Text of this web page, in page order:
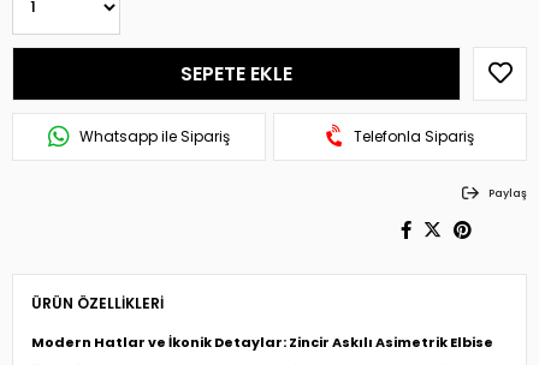
Whatsapp ile Sipariş Telefonla Sipariş
Paylaş
ÜRÜN ÖZELLIKLERI
Modern Hatlar ve İkonik Detaylar: Zincir Askılı Asimetrik Elbise